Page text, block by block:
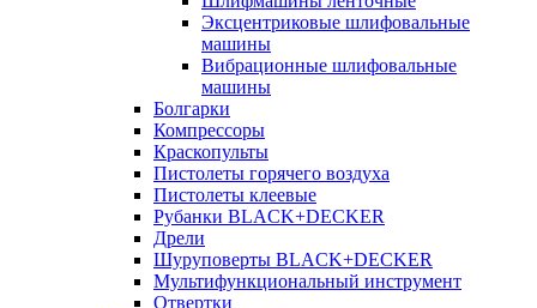
Эксцентриковые шлифовальные
машины
Вибрационные шлифовальные
машины
Болгарки
Компрессоры
Краскопульты
Пистолеты горячего воздуха
Пистолеты клеевые
Рубанки BLACK+DECKER
Дрели
Шуруповерты BLACK+DECKER
Мультифункциональный инструмент
Отвертки